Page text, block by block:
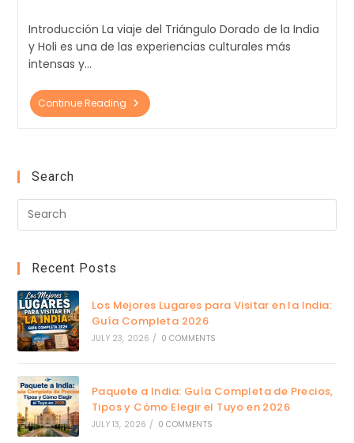
Introducción La viaje del Triángulo Dorado de la India
y Holi es una de las experiencias culturales más
intensas y…
Continue Reading
Search
Recent Posts
Los Mejores Lugares para Visitar en la India:
Guía Completa 2026
JULY 23, 2026 / 0 COMMENTS
Paquete a India: Guía Completa de Precios,
Tipos y Cómo Elegir el Tuyo en 2026
JULY 13, 2026 / 0 COMMENTS